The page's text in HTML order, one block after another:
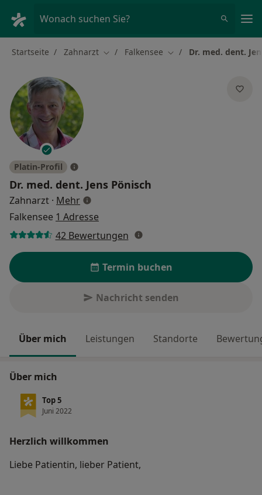
Wonach suchen Sie?
Startseite Zahnarzt Stadt ändern
Falkensee Stadt ändern
Dr. med. dent.
Platin-Profil
Dr. med. dent. Jens Pönisch
Zahnarzt · Mehrüber Spezialisierungen
Falkensee 1 Adresse
42 Bewertungen
Termin buchen
Nachricht senden
Über mich Leistungen Standorte
Über mich
Top 5
Juni 2022
Herzlich willkommen
Liebe Patientin, lieber Patient,